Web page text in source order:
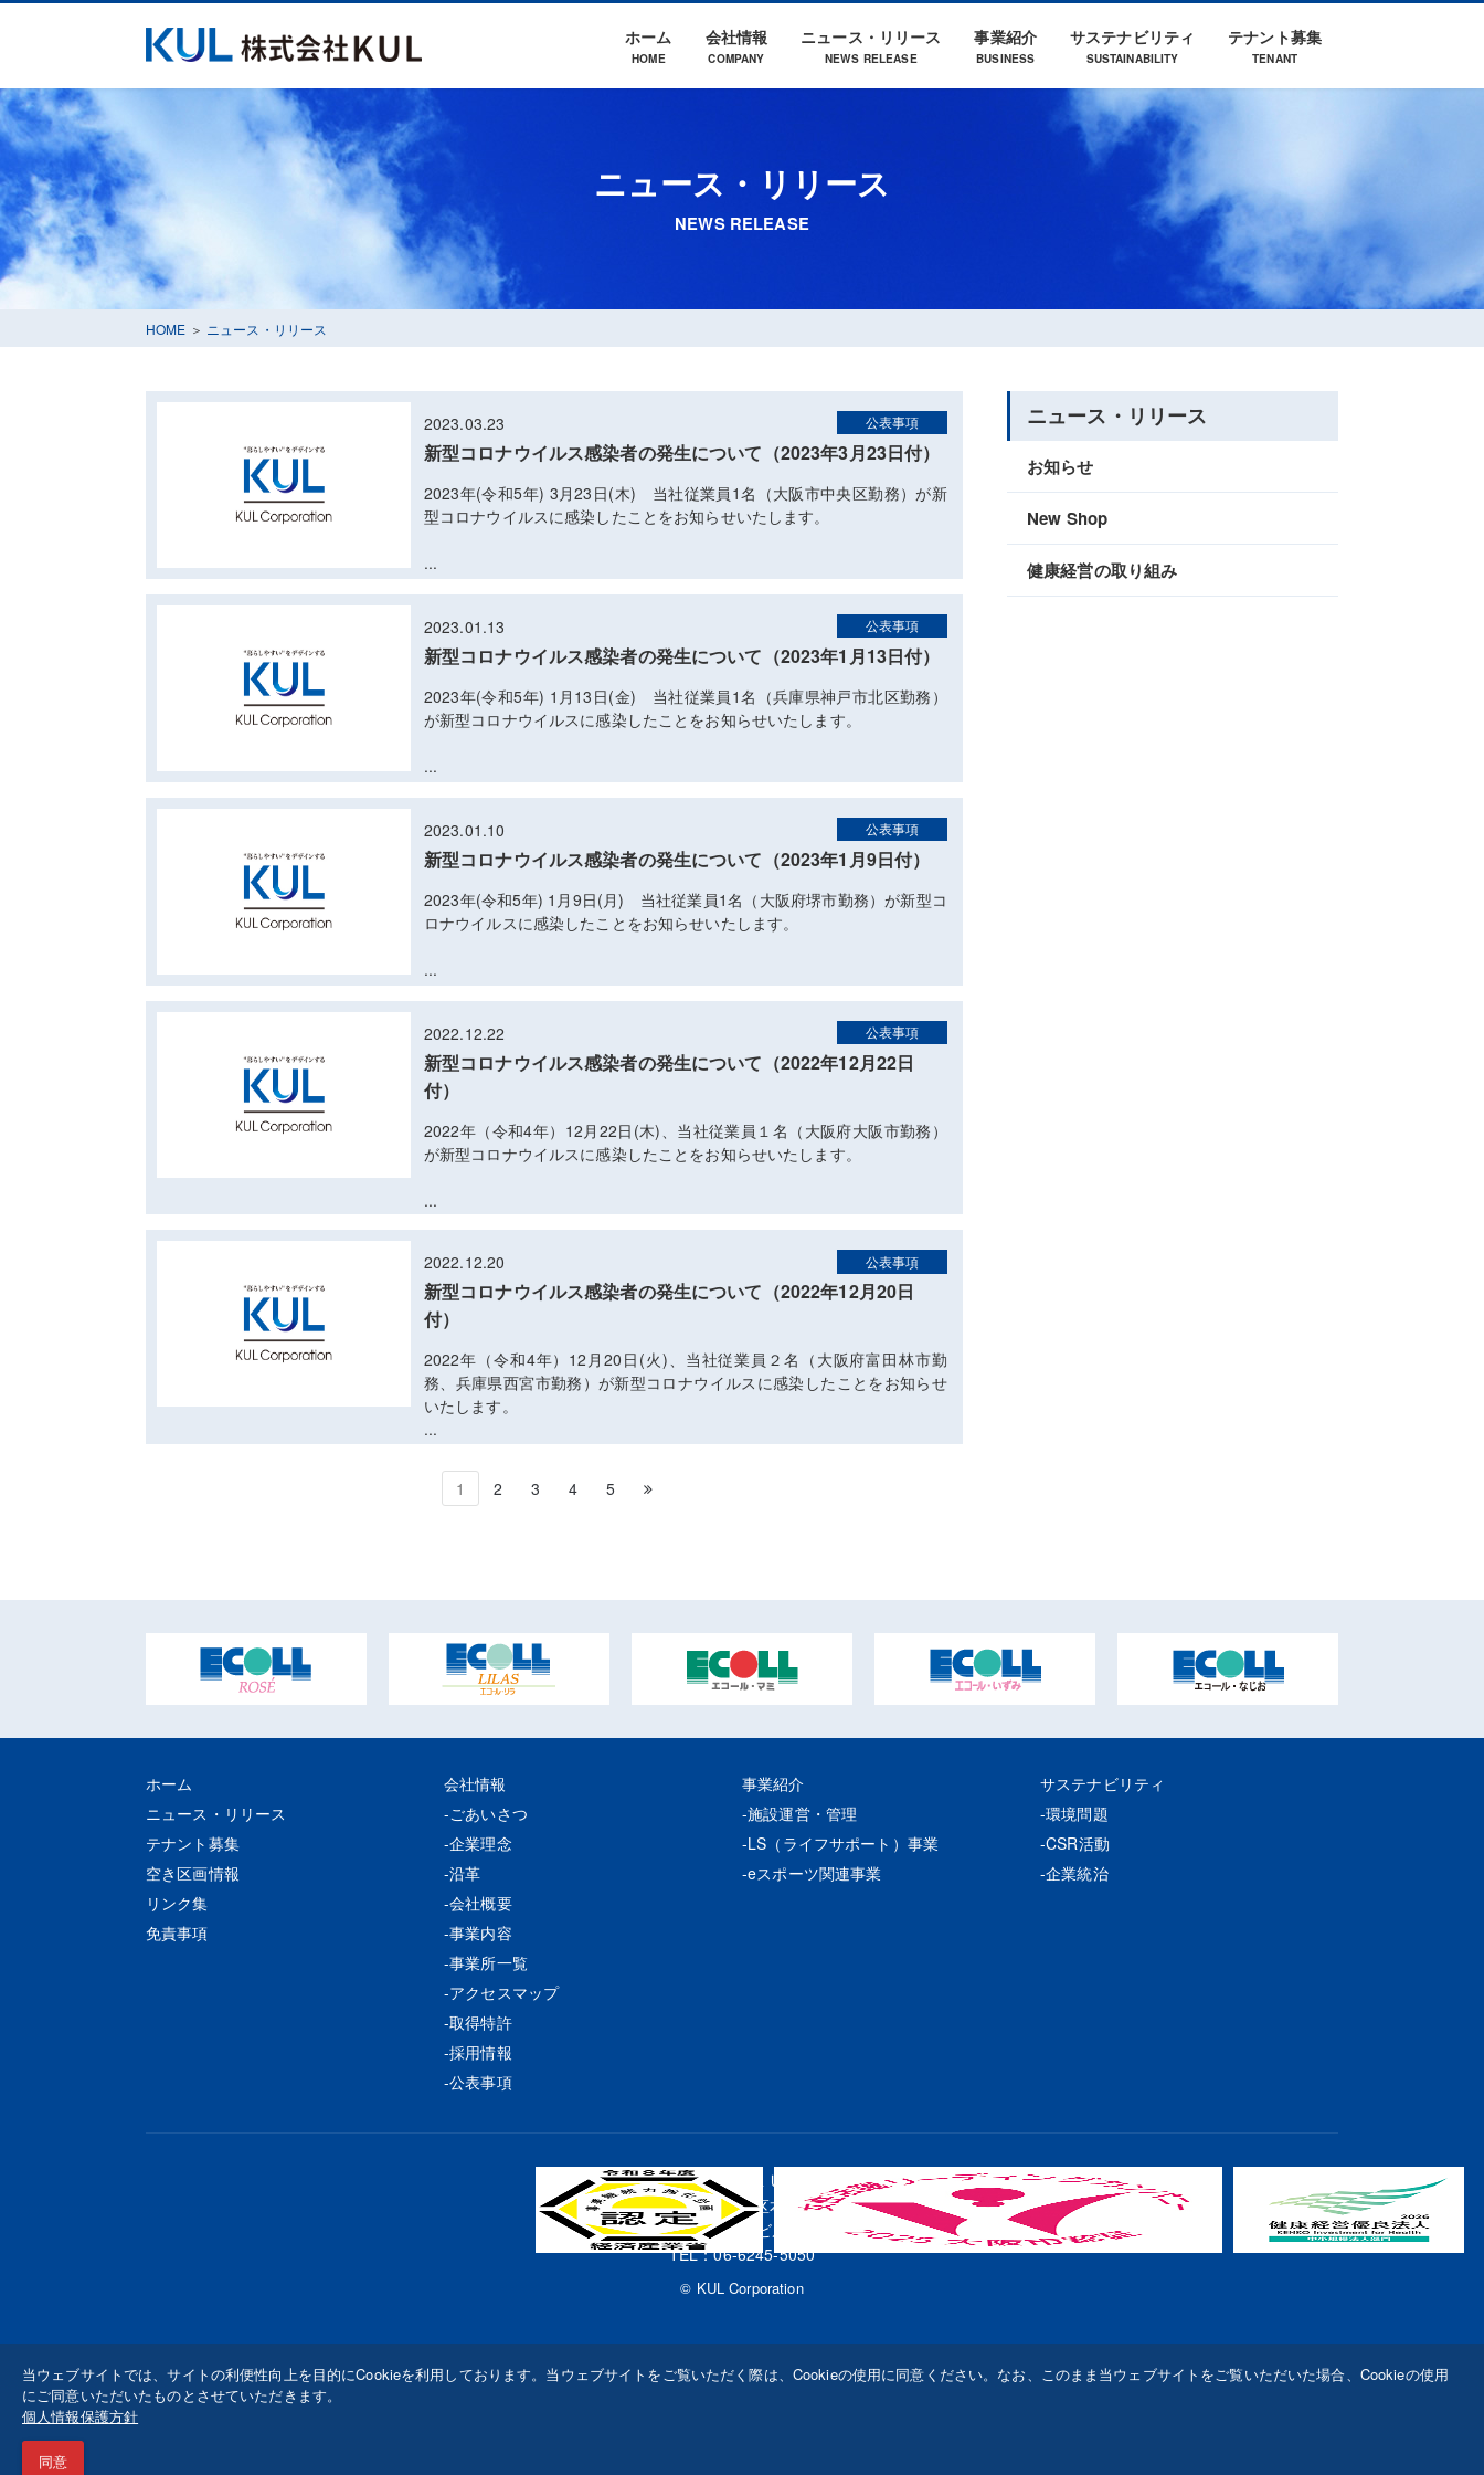
テナント募集
TENANT
サステナビリティ
SUSTAINABILITY
事業紹介
BUSINESS
ニュース・リリース
NEWS RELEASE
会社情報
COMPANY
ごあいさつ 企業理念 取得特許 採用情報
ホーム
HOME
ニュース・リリース
NEWS RELEASE
HOME ＞ ニュース・リリース
2023.03.23 公表事項
新型コロナウイルス感染者の発生について（2023年3月23日付）
2023年(令和5年) 3月23日(木) 当社従業員1名（大阪市中央区勤務）が新
型コロナウイルスに感染したことをお知らせいたします。
...
2023.01.13 公表事項
新型コロナウイルス感染者の発生について（2023年1月13日付）
2023年(令和5年) 1月13日(金) 当社従業員1名（兵庫県神戸市北区勤務）
が新型コロナウイルスに感染したことをお知らせいたします。
...
2023.01.10 公表事項
新型コロナウイルス感染者の発生について（2023年1月9日付）
2023年(令和5年) 1月9日(月) 当社従業員1名（大阪府堺市勤務）が新型コ
ロナウイルスに感染したことをお知らせいたします。
...
2022.12.22 公表事項
新型コロナウイルス感染者の発生について（2022年12月22日
付）
2022年（令和4年）12月22日(木)、当社従業員１名（大阪府大阪市勤務）
が新型コロナウイルスに感染したことをお知らせいたします。
...
2022.12.20 公表事項
新型コロナウイルス感染者の発生について（2022年12月20日
付）
2022年（令和4年）12月20日(火)、当社従業員２名（大阪府富田林市勤
務、兵庫県西宮市勤務）が新型コロナウイルスに感染したことをお知らせ
いたします。
...
1 2 3 4 5
ニュース・リリース
お知らせ
New Shop
健康経営の取り組み
ホーム
ニュース・リリース
テナント募集
空き区画情報
リンク集
免責事項
会社情報
ごあいさつ
企業理念
沿革
会社概要
事業内容
事業所一覧
アクセスマップ
取得特許
採用情報
公表事項
事業紹介
施設運営・管理
LS（ライフサポート）事業
eスポーツ関連事業
サステナビリティ
環境問題
CSR活動
企業統治
株式会社ＫＵＬ
〒541-0053 大阪市中央区本町四丁目3番9号
本町サンケイビル19階
TEL：06-6245-5050
© KUL Corporation
当ウェブサイトでは、サイトの利便性向上を目的にCookieを利用しております。当ウェブサイトをご覧いただく際は、Cookieの使用に同意ください。なお、このまま当ウェブサイトをご覧いただいた場合、Cookieの使用
にご同意いただいたものとさせていただきます。
個人情報保護方針
同意